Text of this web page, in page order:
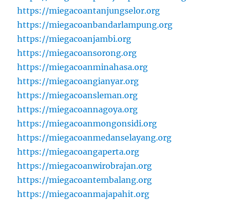
https://miegacoantanjungselor.org
https://miegacoanbandarlampung.org
https://miegacoanjambi.org
https://miegacoansorong.org
https://miegacoanminahasa.org
https://miegacoangianyar.org
https://miegacoansleman.org
https://miegacoannagoya.org
https://miegacoanmongonsidi.org
https://miegacoanmedanselayang.org
https://miegacoangaperta.org
https://miegacoanwirobrajan.org
https://miegacoantembalang.org
https://miegacoanmajapahit.org